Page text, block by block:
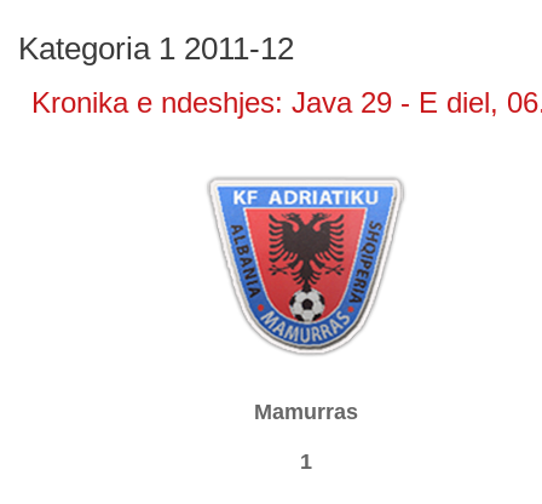
Kategoria 1 2011-12
Kronika e ndeshjes: Java 29 - E diel,
Mamurras
1